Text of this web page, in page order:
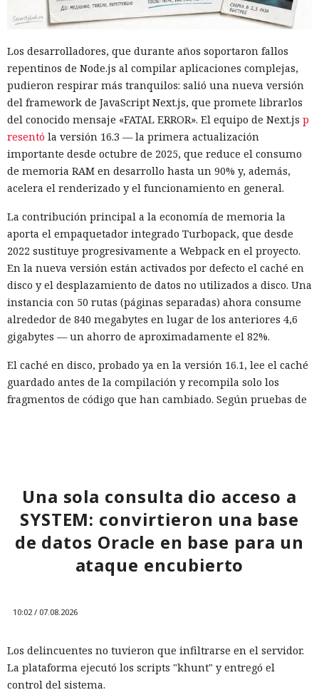
Los desarrolladores, que durante años soportaron fallos
repentinos de Node.js al compilar aplicaciones complejas,
pudieron respirar más tranquilos: salió una nueva versión
del framework de JavaScript Next.js, que promete librarlos
del conocido mensaje «FATAL ERROR». El equipo de Next.js p
resentó la versión 16.3 — la primera actualización
importante desde octubre de 2025, que reduce el consumo
de memoria RAM en desarrollo hasta un 90% y, además,
acelera el renderizado y el funcionamiento en general.
La contribución principal a la economía de memoria la
aporta el empaquetador integrado Turbopack, que desde
2022 sustituye progresivamente a Webpack en el proyecto.
En la nueva versión están activados por defecto el caché en
disco y el desplazamiento de datos no utilizados a disco. Una
instancia con 50 rutas (páginas separadas) ahora consume
alrededor de 840 megabytes en lugar de los anteriores 4,6
gigabytes — un ahorro de aproximadamente el 82%.
El caché en disco, probado ya en la versión 16.1, lee el caché
guardado antes de la compilación y recompila solo los
fragmentos de código que han cambiado. Según pruebas de
carga y los vuelve a cargar cuando es necesario.
En modo experimental está disponible un nuevo
compilador de React escrito en Rust, integrado directamente
en Turbopack. Evita la configuración manual de la
34% en arranque en frío y en un 46% en recompilación.
La mejora de rendimiento también afectó a la ejecución del
código. El paso a TypeScript versión 7, reescrito en Go, según
la estimación del equipo de Next.js acelera el
Una sola consulta dio acceso a
SYSTEM: convirtieron una base
de datos Oracle en base para un
ataque encubierto
10:02 / 07.08.2026
Los delincuentes no tuvieron que infiltrarse en el servidor.
La plataforma ejecutó los scripts "khunt" y entregó el
control del sistema.